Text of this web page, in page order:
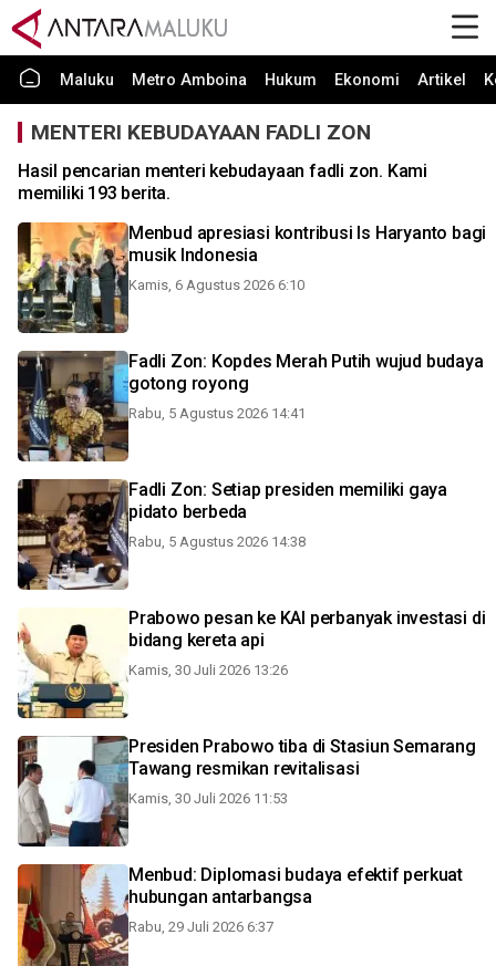
Maluku Metro Amboina Hukum Ekonomi Artikel
MENTERI KEBUDAYAAN FADLI ZON
Hasil pencarian menteri kebudayaan fadli zon. Kami
memiliki 193 berita.
Menbud apresiasi kontribusi Is Haryanto bagi
musik Indonesia
Kamis, 6 Agustus 2026 6:10
Fadli Zon: Kopdes Merah Putih wujud budaya
gotong royong
Rabu, 5 Agustus 2026 14:41
Fadli Zon: Setiap presiden memiliki gaya
pidato berbeda
Rabu, 5 Agustus 2026 14:38
Prabowo pesan ke KAI perbanyak investasi di
bidang kereta api
Kamis, 30 Juli 2026 13:26
Presiden Prabowo tiba di Stasiun Semarang
Tawang resmikan revitalisasi
Kamis, 30 Juli 2026 11:53
Menbud: Diplomasi budaya efektif perkuat
hubungan antarbangsa
Rabu, 29 Juli 2026 6:37